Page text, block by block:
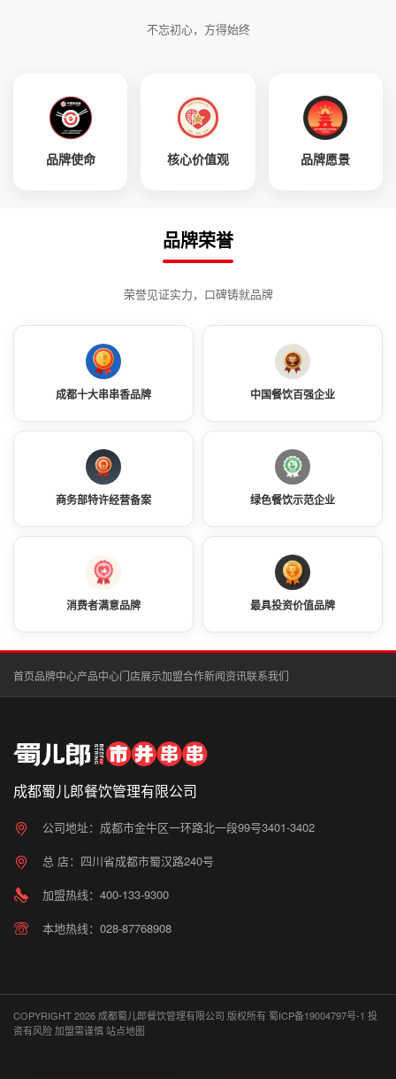
不忘初心，方得始终
品牌使命 核心价值观 品牌愿景
品牌荣誉
荣誉见证实力，口碑铸就品牌
成都十大串串香品牌 中国餐饮百强企业
商务部特许经营备案 绿色餐饮示范企业
消费者满意品牌 最具投资价值品牌
首页品牌中心产品中心门店展示加盟合作新闻资讯联系我们
成都蜀儿郎餐饮管理有限公司
公司地址：成都市金牛区一环路北一段99号3401-3402
总 店：四川省成都市蜀汉路240号
加盟热线：400-133-9300
本地热线：028-87768908
COPYRIGHT 2026 成都蜀儿郎餐饮管理有限公司 版权所有 蜀ICP备19004797号-1 投
资有风险 加盟需谨慎站点地图